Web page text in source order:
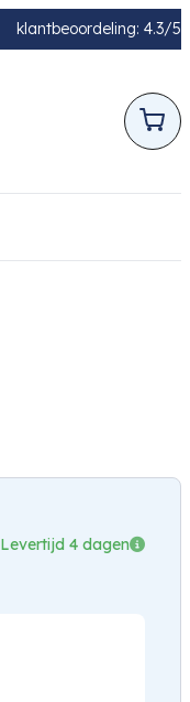
klantbeoordeling: 4.3/5
Levertijd 4 dagen